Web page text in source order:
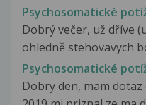
Psychosomatické
Dobrý večer, už dříve
ohledně stehovavych
Psychosomatické
Dobry den, mam